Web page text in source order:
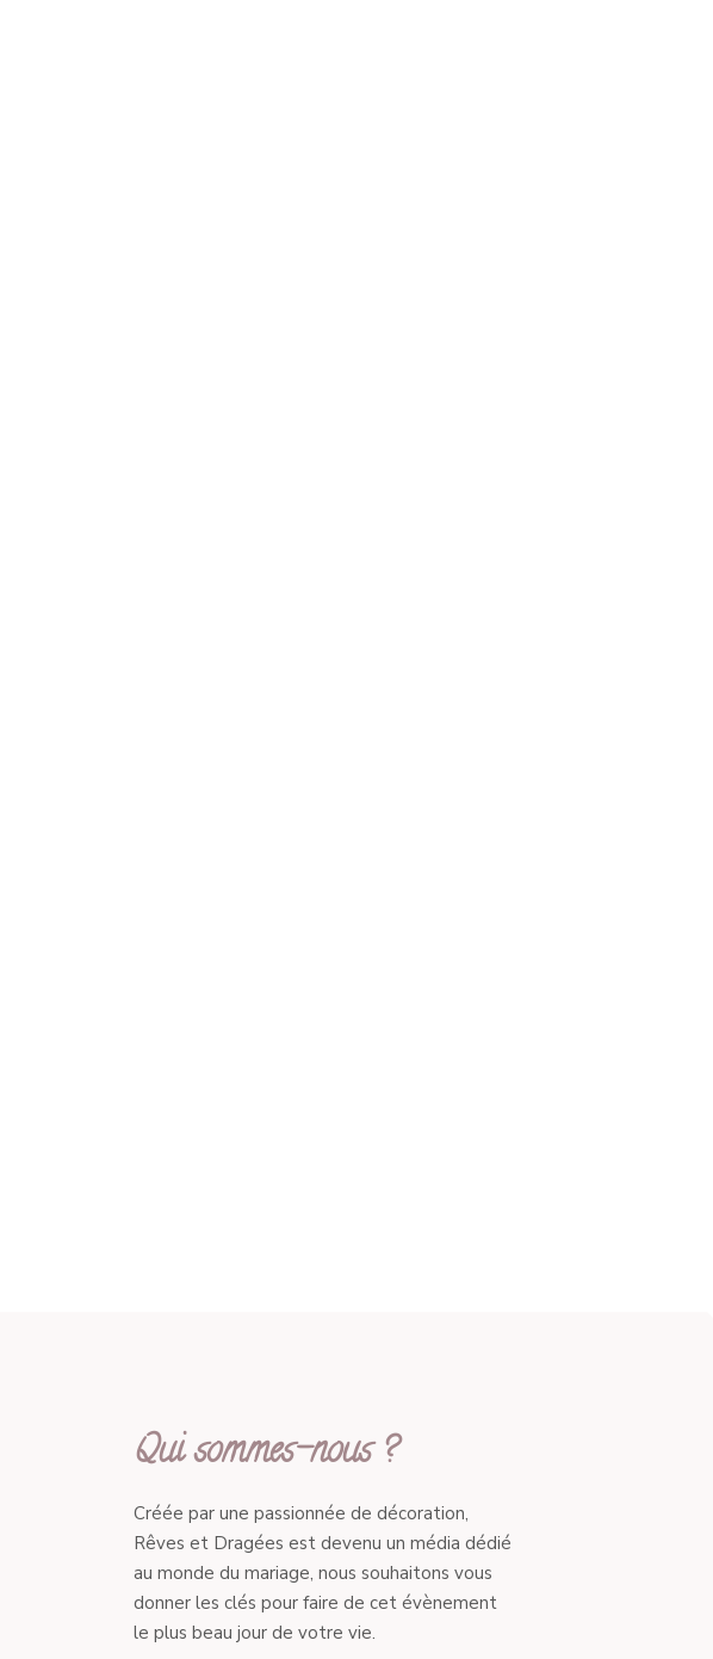
Qui sommes-nous ?
Créée par une passionnée de décoration,
Rêves et Dragées est devenu un média dédié
au monde du mariage, nous souhaitons vous
donner les clés pour faire de cet évènement
le plus beau jour de votre vie.